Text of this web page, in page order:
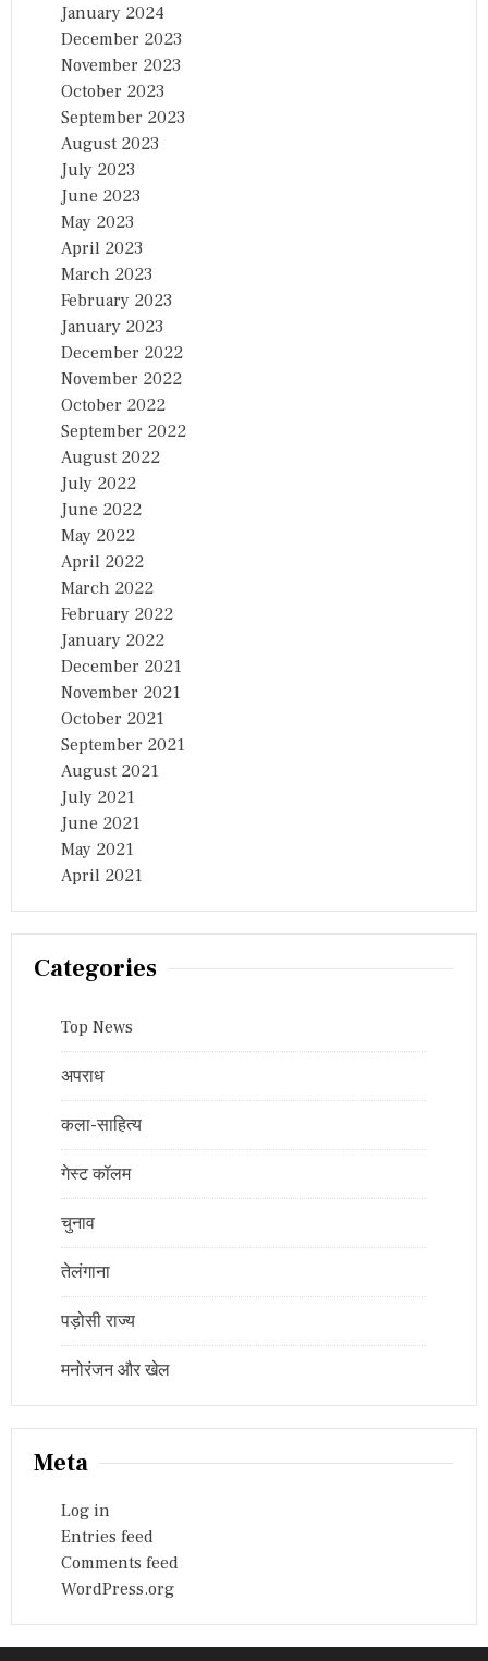
January 2024
December 2023
November 2023
October 2023
September 2023
August 2023
July 2023
June 2023
May 2023
April 2023
March 2023
February 2023
January 2023
December 2022
November 2022
October 2022
September 2022
August 2022
July 2022
June 2022
May 2022
April 2022
March 2022
February 2022
January 2022
December 2021
November 2021
October 2021
September 2021
August 2021
July 2021
June 2021
May 2021
April 2021
Categories
Top News
अपराध
कला-साहित्य
गेस्ट कॉलम
चुनाव
तेलंगाना
पड़ोसी राज्य
मनोरंजन और खेल
Meta
Log in
Entries feed
Comments feed
WordPress.org